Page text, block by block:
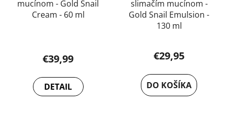
mucínom - Gold Snail
Cream - 60 ml
produktu
je
5,0
€39,99
DETAIL
slimačím mucínom -
Gold Snail Emulsion -
130 ml
€29,95
DO KOŠÍKA